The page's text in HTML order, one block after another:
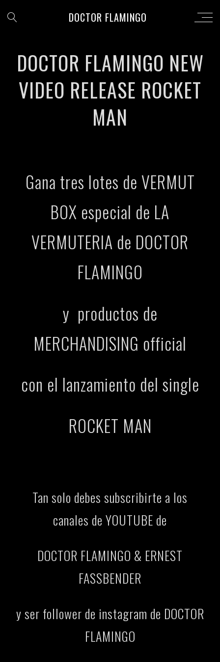
DOCTOR FLAMINGO
DOCTOR FLAMINGO NEW
VIDEO RELEASE ROCKET
MAN
Gana tres lotes de VERMUT
BOX especial de LA
VERMUTERIA de DOCTOR
FLAMINGO
y productos de
MERCHANDISING official
con el lanzamiento del single
ROCKET MAN
Tan solo debes subscribirte a los
canales de YOUTUBE de
DOCTOR FLAMINGO & ERNEST
FASSBENDER
y ser follower de instagram de DOCTOR
FLAMINGO